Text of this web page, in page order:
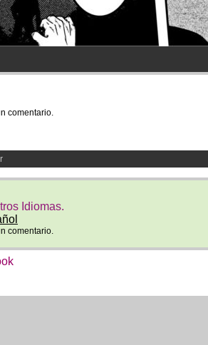
comentario.
Idiomas.
comentario.